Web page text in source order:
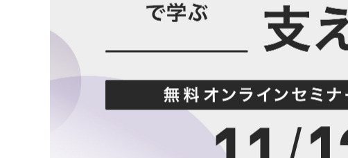
オーダー機能
オーダーエントリー
テーブルオーダー
トレーニングモード
スマレジ・ストア